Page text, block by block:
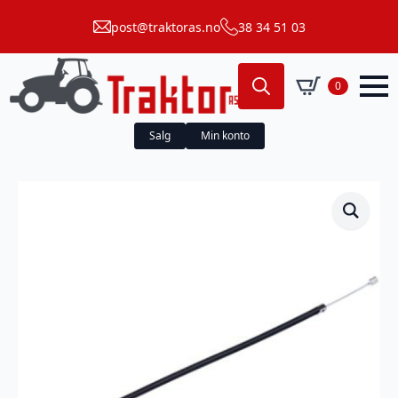
post@traktoras.no 38 34 51 03
Search
for:
0
Salg Min konto